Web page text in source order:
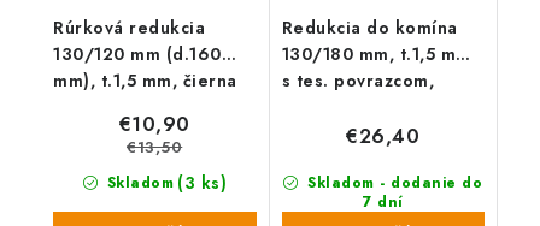
Rúrková redukcia
130/120 mm (d.160
mm), t.1,5 mm, čierna
Skladom (3 ks)
€10,90
€13,50
Redukcia do komína
130/180 mm, t.1,5 mm
s tes. povrazcom,
Skladom - dodanie do
7 dní
€26,40